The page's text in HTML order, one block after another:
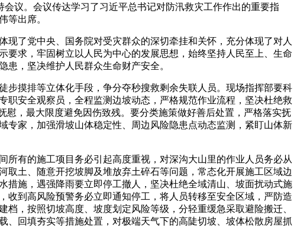
议。会议传达学习了习近平总书记对防汛救灾工作作出的重要指
等出席。
了党中央、国务院对受灾群众的深切牵挂和关怀，充分体现了对人
求，牢固树立以人民为中心的发展思想，始终坚持人民至上、生命
，坚决维护人民群众生命财产安全。
摸排等立体化手段，争分夺秒搜救剩余失联人员。现场指挥部要科
安全观察员，全程监测边坡动态，严格规范作业流程，坚决杜绝救
，最大限度避免因伤致残。要分类施策做好善后处置，严格落实抚
家，加强滑坡山体稳定性、周边风险隐患点动态监测，紧盯山体新
有的施工项目务必引起高度重视，对深沟大山里的作业人员务必从
土、随意开挖坡脚及堆放弃土碎石等问题，常态化开展施工区域边
施，遇强降雨要立即停工撤人，坚决杜绝全域清山、坡面扰动式施
到高风险预警务必立即通知停工，将人员转移至安全区域，严防造
，按照切坡高度、坡度划定风险等级，分轻重缓急采取避险搬迁、
回填夯实等措施处置，对极端天气下的高陡切坡、坡体松散房屋抓